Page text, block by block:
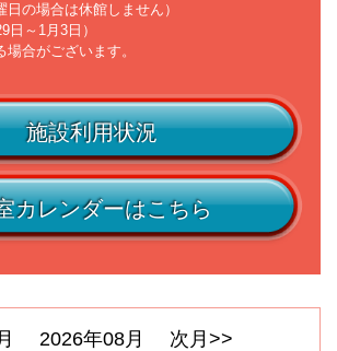
日の場合は休館しません）
日～1月3日）
合がございます。
施設利用状況
カレンダーはこちら
2026年08 月 次月>>